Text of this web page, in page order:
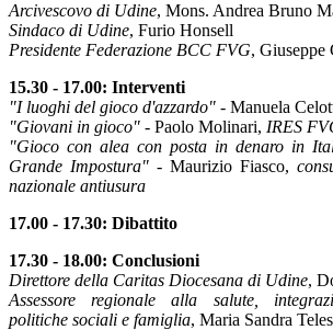
Arcivescovo di Udine, Mons. Andrea Bruno
Sindaco di Udine, Furio Honsell
Presidente Federazione BCC FVG,
15.30 - 17.00: Interventi
"I luoghi del gioco d'azzardo" - Manuela
"Giovani in gioco" - Paolo Molinari, IRES
"Gioco con alea con posta in denaro in
Grande Impostura" - Maurizio Fiasco,
nazionale antiusura
17.00 - 17.30: Dibattito
17.30 - 18.00: Conclusioni
Direttore della Caritas Diocesana di Udine,
Assessore regionale alla salute,
politiche sociali e famiglia, Maria Sandra